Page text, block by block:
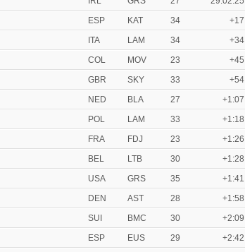
ESP KAT 34
+17
ITA LAM 34
+34
COL MOV 23
+45
GBR SKY 33
+54
NED BLA 27
+1:07
POL LAM 33
+1:18
FRA FDJ 23
+1:26
BEL LTB 30
+1:28
USA GRS 35
+1:41
DEN AST 28
+1:58
SUI BMC 30
+2:09
ESP EUS 29
+2:42